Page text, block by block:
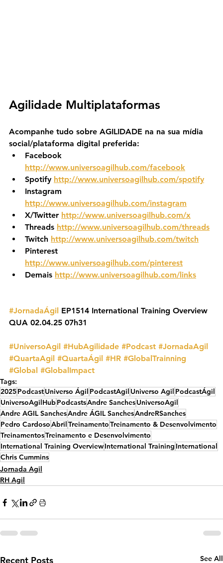
Agilidade Multiplataformas
Acompanhe tudo sobre AGILIDADE na na sua mídia
social/plataforma digital preferida:
Facebook
http://www.universoagilhub.com/facebook
Spotify http://www.universoagilhub.com/spotify
Instagram
http://www.universoagilhub.com/instagram
X/Twitter http://www.universoagilhub.com/x
Threads http://www.universoagilhub.com/threads
Twitch http://www.universoagilhub.com/twitch
Pinterest
http://www.universoagilhub.com/pinterest
Demais http://www.universoagilhub.com/links
#JornadaÁgil EP1514 International Training Overview
QUA 02.04.25 07h31
#UniversoAgil #HubAgilidade #Podcast #JornadaAgil
#QuartaAgil #QuartaÁgil #HR #GlobalTrainning
#Global #GlobalImpact
Tags:
2025PodcastUniverso Ágil PodcastAgil Universo Agil PodcastÁgil
UniversoAgilHubPodcastsAndre SanchesUniversoAgil
Andre AGIL SanchesAndre ÁGIL SanchesAndreRSanches
Pedro CardosoAbrilTreinamentoTreinamento & Desenvolvimento
TreinamentosTreinamento e Desenvolvimento
International Training OverviewInternational Training International
Chris Cummins
Jornada Agil
RH Agil
Recent Posts See All